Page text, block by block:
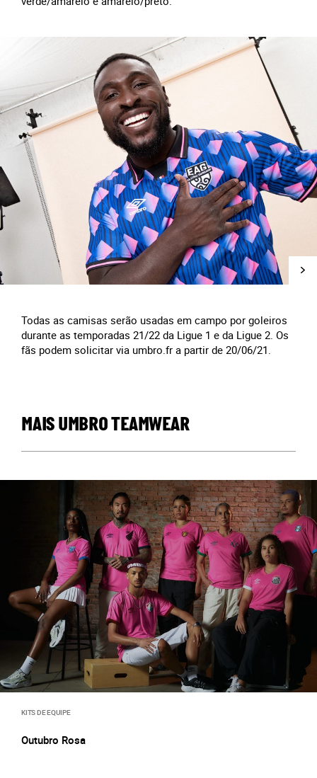
Todas as camisas serão usadas em campo por goleiros
durante as temporadas 21/22 da Ligue 1 e da Ligue 2. Os
fãs podem solicitar via umbro.fr a partir de 20/06/21.
MAIS UMBRO TEAMWEAR
KITS DE EQUIPE
Outubro Rosa